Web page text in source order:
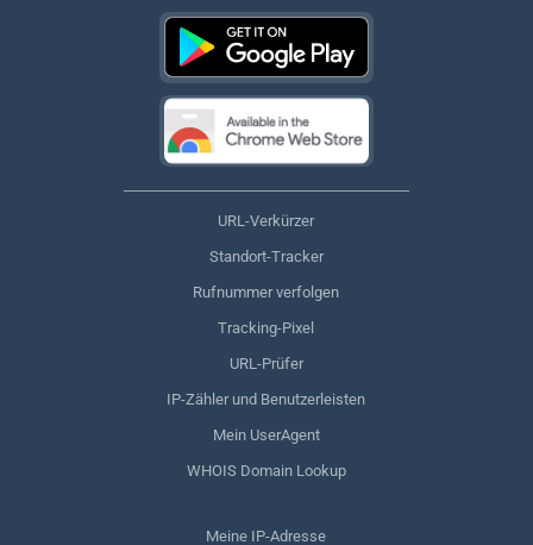
URL-Verkürzer
Standort-Tracker
Rufnummer verfolgen
Tracking-Pixel
URL-Prüfer
IP-Zähler und Benutzerleisten
Mein UserAgent
WHOIS Domain Lookup
Meine IP-Adresse